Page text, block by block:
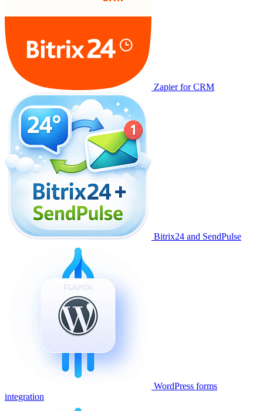
Zapier for CRM
Bitrix24 and SendPulse
WordPress forms
integration